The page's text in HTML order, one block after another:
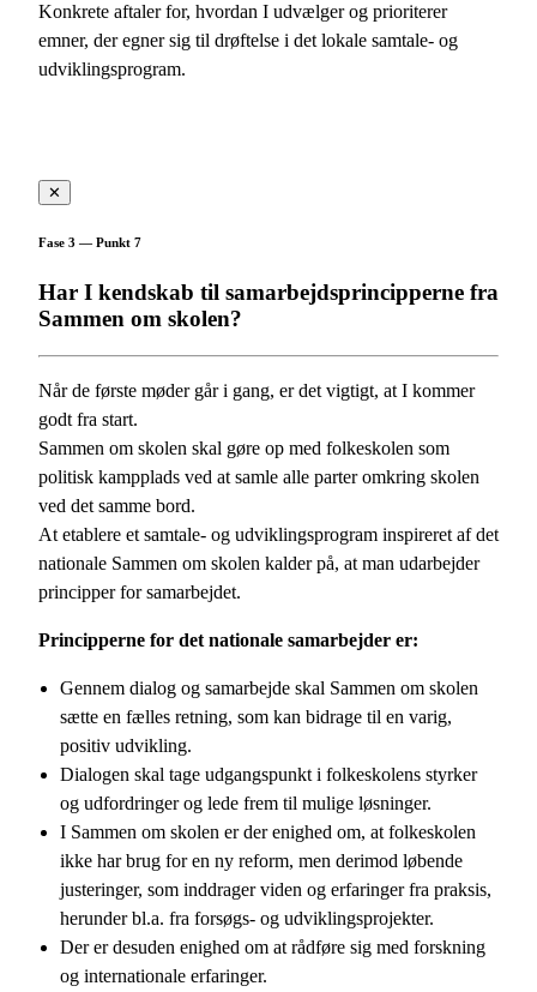
Konkrete aftaler for, hvordan I udvælger og prioriterer
emner, der egner sig til drøftelse i det lokale samtale- og
udviklingsprogram.
✕
Fase 3 — Punkt 7
Har I kendskab til samarbejdsprincipperne fra
Sammen om skolen?
Når de første møder går i gang, er det vigtigt, at I kommer
godt fra start.
Sammen om skolen skal gøre op med folkeskolen som
politisk kampplads ved at samle alle parter omkring skolen
ved det samme bord.
At etablere et samtale- og udviklingsprogram inspireret af det
nationale Sammen om skolen kalder på, at man udarbejder
principper for samarbejdet.
Principperne for det nationale samarbejder er:
Gennem dialog og samarbejde skal Sammen om skolen
sætte en fælles retning, som kan bidrage til en varig,
positiv udvikling.
Dialogen skal tage udgangspunkt i folkeskolens styrker
og udfordringer og lede frem til mulige løsninger.
I Sammen om skolen er der enighed om, at folkeskolen
ikke har brug for en ny reform, men derimod løbende
justeringer, som inddrager viden og erfaringer fra praksis,
herunder bl.a. fra forsøgs- og udviklingsprojekter.
Der er desuden enighed om at rådføre sig med forskning
og internationale erfaringer.